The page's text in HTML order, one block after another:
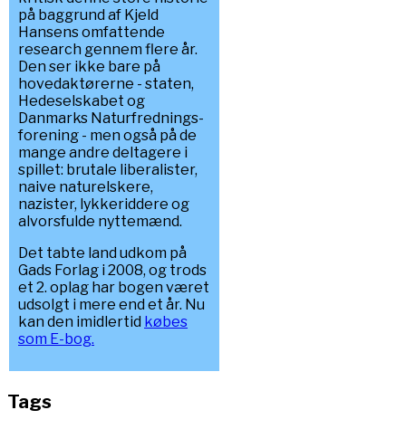
på baggrund af Kjeld
Hansens omfattende
research gennem flere år.
Den ser ikke bare på
hovedaktørerne - staten,
Hedeselskabet og
Danmarks Naturfrednings-
forening - men også på de
mange andre deltagere i
spillet: brutale liberalister,
naive naturelskere,
nazister, lykkeriddere og
alvorsfulde nyttemænd.
Det tabte land udkom på
Gads Forlag i 2008, og trods
et 2. oplag har bogen været
udsolgt i mere end et år. Nu
kan den imidlertid købes
som E-bog.
Tags